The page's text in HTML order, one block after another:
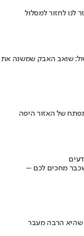
לחזור למסלול
שואב האבק שמשנה את
של האזור היפה
מחכים לכם –
שהיא הרבה מעבר